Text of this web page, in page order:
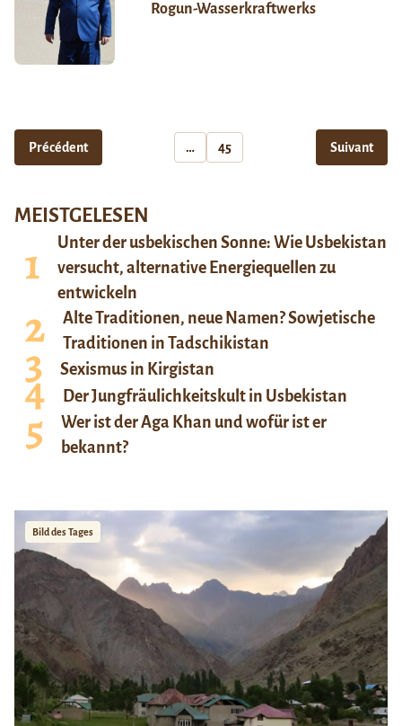
Rogun-Wasserkraftwerks
Précédent … 45 Suivant
MEISTGELESEN
Unter der usbekischen Sonne: Wie Usbekistan
versucht, alternative Energiequellen zu
entwickeln
Alte Traditionen, neue Namen? Sowjetische
Traditionen in Tadschikistan
Sexismus in Kirgistan
Der Jungfräulichkeitskult in Usbekistan
Wer ist der Aga Khan und wofür ist er
bekannt?
Bild des Tages